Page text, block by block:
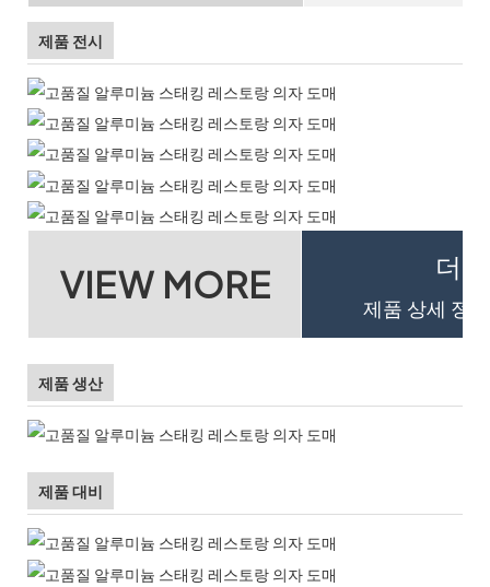
제품 전시
VIEW MORE 더
제품 상세 정
제품 생산
제품 대비